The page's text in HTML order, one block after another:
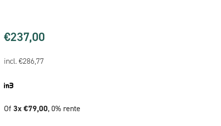
€237,00
incl.€286,77
Of3x €79,00, 0% rente